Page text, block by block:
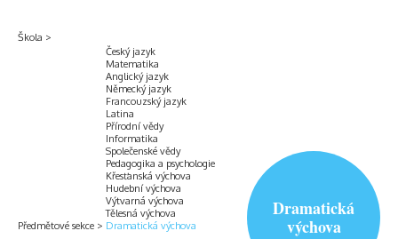
Škola
Předmětové sekce
Český jazyk
Matematika
Anglický jazyk
Německý jazyk
Francouzský jazyk
Latina
Přírodní vědy
Informatika
Společenské vědy
Pedagogika a psychologie
Křesťanská výchova
Hudební výchova
Výtvarná výchova
Tělesná výchova
Dramatická výchova
Dramatická
výchova